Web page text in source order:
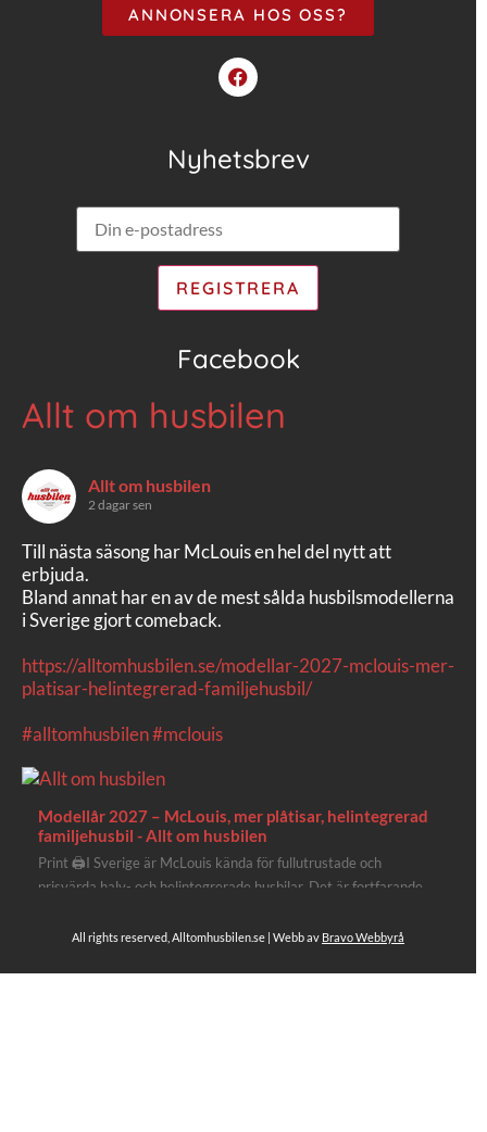
ANNONSERA HOS OSS?
Nyhetsbrev
Facebook
Allt om husbilen
Allt om husbilen
2 dagar sen
Till nästa säsong har McLouis en hel del nytt att
erbjuda.
Bland annat har en av de mest sålda husbilsmodellerna
i Sverige gjort comeback.
https://alltomhusbilen.se/modellar-2027-mclouis-mer-
platisar-helintegrerad-familjehusbil/
#alltomhusbilen#mclouis
Modellår 2027 – McLouis, mer plåtisar, helintegrerad
familjehusbil - Allt om husbilen
Print 🖨I Sverige är McLouis kända för fullutrustade och
prisvärda halv- och helintegrerade husbilar. Det är fortfarande
plåtisutbud lite extra kärlek med hela 3 nya utrustningsnivåer.
All rights reserved, Alltomhusbilen.se | Webb av Bravo Webbyrå